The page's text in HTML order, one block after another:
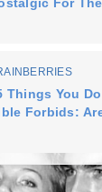
To